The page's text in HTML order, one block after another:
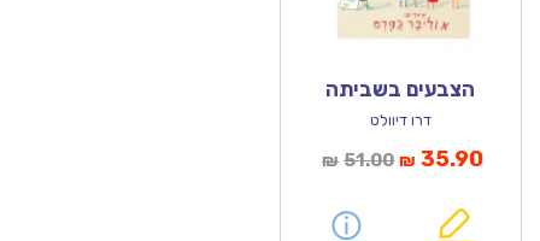
הצבעים בשביתה
דרו דיוולט
₪ 51.00המחיר
₪ 35.90